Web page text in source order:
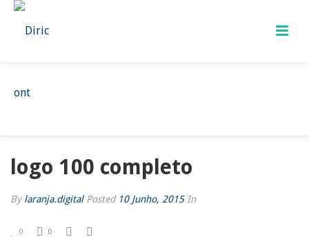
LOGO 100 COMPLETO
logo 100 completo
Bylaranja.digital Posted 10 Junho, 2015 In
0 0